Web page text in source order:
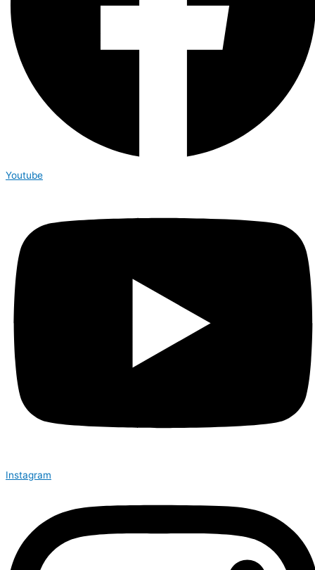
Youtube
Instagram